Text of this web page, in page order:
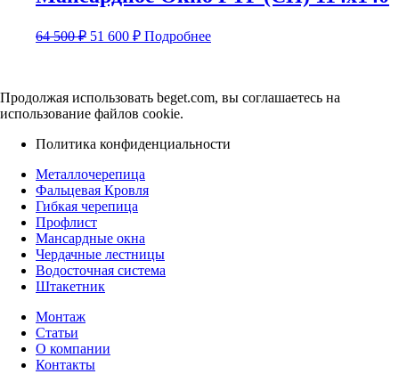
64 500₽ Первоначальная
500 ₽.
51 600 ₽Текущая
цена:
Подробнее
Продолжая использовать beget.com, вы соглашаетесь на
использование файлов cookie.
Политика конфиденциальности
Металлочерепица
Фальцевая Кровля
Гибкая черепица
Профлист
Мансардные окна
Чердачные лестницы
Водосточная система
Штакетник
Монтаж
Статьи
О компании
Контакты